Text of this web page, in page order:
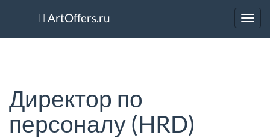
ArtOffers.ru
Директор по
персоналу (HRD)